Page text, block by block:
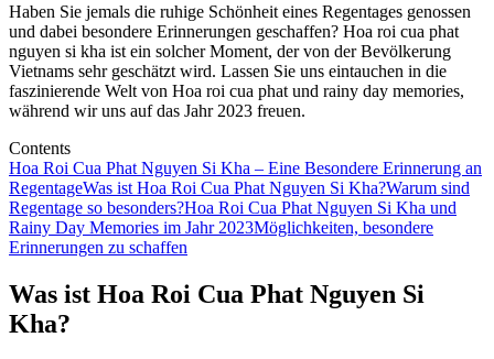
Haben Sie jemals die ruhige Schönheit eines Regentages genossen
und dabei besondere Erinnerungen geschaffen? Hoa roi cua phat
nguyen si kha ist ein solcher Moment, der von der Bevölkerung
Vietnams sehr geschätzt wird. Lassen Sie uns eintauchen in die
faszinierende Welt von Hoa roi cua phat und rainy day memories,
während wir uns auf das Jahr 2023 freuen.
Contents
Hoa Roi Cua Phat Nguyen Si Kha – Eine Besondere Erinnerung an
RegentageWas ist Hoa Roi Cua Phat Nguyen Si Kha?Warum sind
Regentage so besonders?Hoa Roi Cua Phat Nguyen Si Kha und
Rainy Day Memories im Jahr 2023Möglichkeiten, besondere
Erinnerungen zu schaffen
Was ist Hoa Roi Cua Phat Nguyen Si
Kha?